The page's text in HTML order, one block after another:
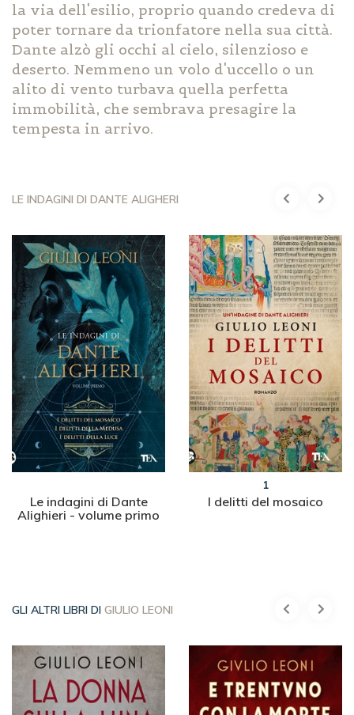
la via dell'esilio, proprio quando credeva di
poter tornare da trionfatore nella sua città.
Dante alzò gli occhi al cielo, silenzioso e
deserto. Nemmeno un volo d'uccello o un
alito di vento turbava quella perfetta
immobilità, che sembrava presagire la
tempesta in arrivo.
LE INDAGINI DI DANTE ALIGHERI
Le indagini di Dante
Alighieri - volume primo
1
I delitti del mosaico
GLI ALTRI LIBRI DI GIULIO LEONI